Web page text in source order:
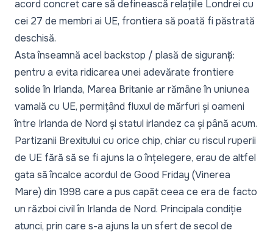
acord concret care să definească relațiile Londrei cu
cei 27 de membri ai UE, frontiera să poată fi păstrată
deschisă.
Asta înseamnă acel backstop / plasă de siguranță:
pentru a evita ridicarea unei adevărate frontiere
solide în Irlanda, Marea Britanie ar rămâne în uniunea
vamală cu UE, permițând fluxul de mărfuri și oameni
între Irlanda de Nord și statul irlandez ca și până acum.
Partizanii Brexitului cu orice chip, chiar cu riscul ruperii
de UE fără să se fi ajuns la o înțelegere, erau de altfel
gata să încalce acordul de Good Friday (Vinerea
Mare) din 1998 care a pus capăt ceea ce era de facto
un război civil în Irlanda de Nord. Principala condiție
atunci, prin care s-a ajuns la un sfert de secol de